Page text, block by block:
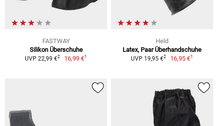
FASTWAY
Silikon Überschuhe
UVP 22,99 €2 16,99 €1
Held
Latex, Paar Überhandschuhe
UVP 19,95 €2 16,95 €1